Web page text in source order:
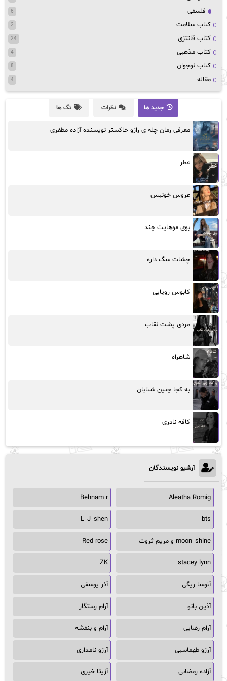
فلسفی 6
کتاب سلامت 2
کتاب قانتزی 24
کتاب مذهبی 4
کتاب نوجوان 8
مقاله 4
جدید ها نظرات تگ ها
معرفی رمان چله ی رازو خاکستر نویسنده آزاده مظفری
عطر
عروس خونبس
بوی موهایت چند
چشات سگ داره
کابوس رویایی
مردی پشت نقاب
شاهراه
به کجا چنین شتابان
کافه نادری
آرشیو نویسندگان
Aleatha Romig
Behnam r
bts
L_J_shen
moon_shine و مریم ثروت Red rose
stacey lynn
ZK
آتوسا ریگی آذر یوسفی
آذین بانو آرام رستگار
آرام رضایی آرام و بنفشه
آرزو طهماسبی آرزو نامداری
آزاده رمضانی آزیتا خیری